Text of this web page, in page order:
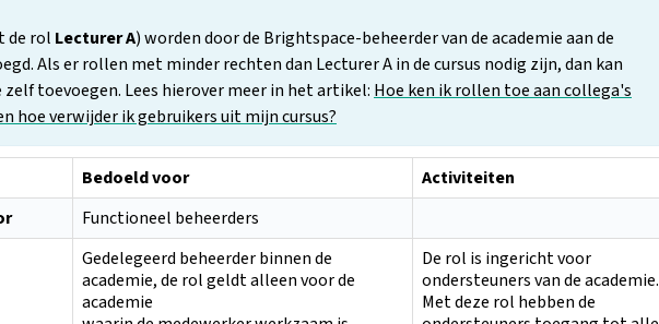
de rol Lecturer A) worden door de Brightspace-beheerder van de academie aan de
Als er rollen met minder rechten dan Lecturer A in de cursus nodig zijn, dan kan
zelf toevoegen. Lees hierover meer in het artikel: Hoe ken ik rollen toe aan collega's
hoe verwijder ik gebruikers uit mijn cursus?
Bedoeld voor
Activiteiten
Functioneel beheerders
Gedelegeerd beheerder binnen de
academie, de rol geldt alleen voor de
academie
De rol is ingericht voor
ondersteuners van de academie.
Met deze rol hebben de